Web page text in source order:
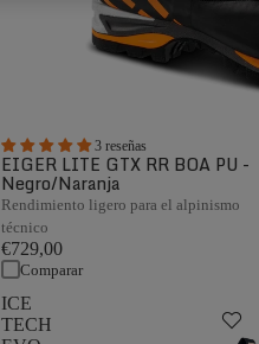
3 reseñas
EIGER LITE GTX RR BOA PU -
Negro/Naranja
Rendimiento ligero para el alpinismo
técnico
€729,00
Comparar
ICE
TECH